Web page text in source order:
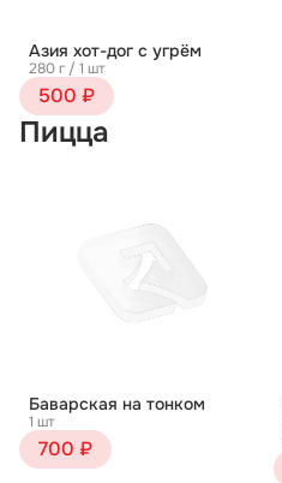
Азия хот-дог с угрём
280 г / 1 шт
500 ₽
Пицца
Баварская на тонком
1 шт
700 ₽